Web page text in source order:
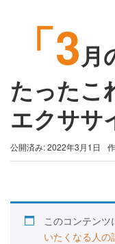
「3月
たったこ
エクササ
公開済み: 2022年3月1日
このコンテンツ
いたくなる人の